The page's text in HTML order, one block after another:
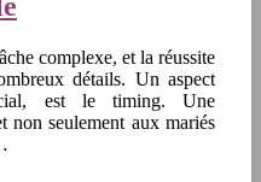
complexe, et la réussite
détails. Un aspect
est le timing. Une
non seulement aux mariés